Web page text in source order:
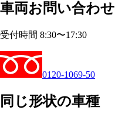
車両お問い合わせ
受付時間 8:30〜17:30
0120-1069-50
同じ形状の車種